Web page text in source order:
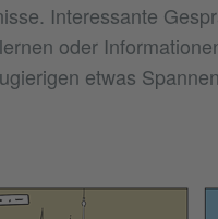
Interessante
oder
etwas